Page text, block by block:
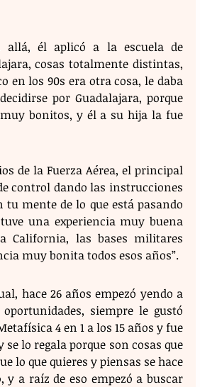
allá, él aplicó a la escuela de
cosas totalmente distintas,
en los 90s era otra cosa, le daba
por Guadalajara, porque
bonitos, y él a su hija la fue
de la Fuerza Aérea, el principal
control dando las instrucciones
tu mente de lo que está pasando
una experiencia muy buena
California, las bases militares
muy bonita todos esos años”.
hace 26 años empezó yendo a
siempre le gustó
4 en 1 a los 15 años y fue
lo regala porque son cosas que
lo que quieres y piensas se hace
y a raíz de eso empezó a buscar